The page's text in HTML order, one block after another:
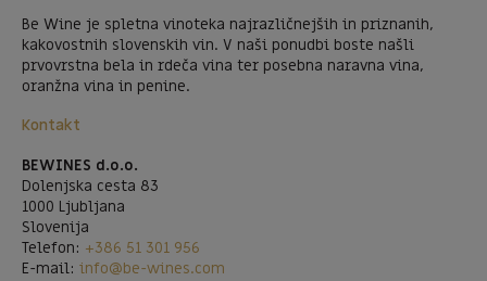
Be Wine je spletna vinoteka najrazličnejših in priznanih,
kakovostnih slovenskih vin. V naši ponudbi boste našli
prvovrstna bela in rdeča vina ter posebna naravna vina,
oranžna vina in penine.
Kontakt
BEWINES d.o.o.
Dolenjska cesta 83
1000 Ljubljana
Slovenija
Telefon: +386 51 301 956
E-mail: info@be-wines.com